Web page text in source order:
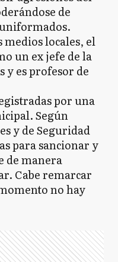
de
locales, el
un ex jefe de la
y es profesor de
por una
Según
y de Seguridad
para sancionar y
de manera
Cabe remarcar
no hay